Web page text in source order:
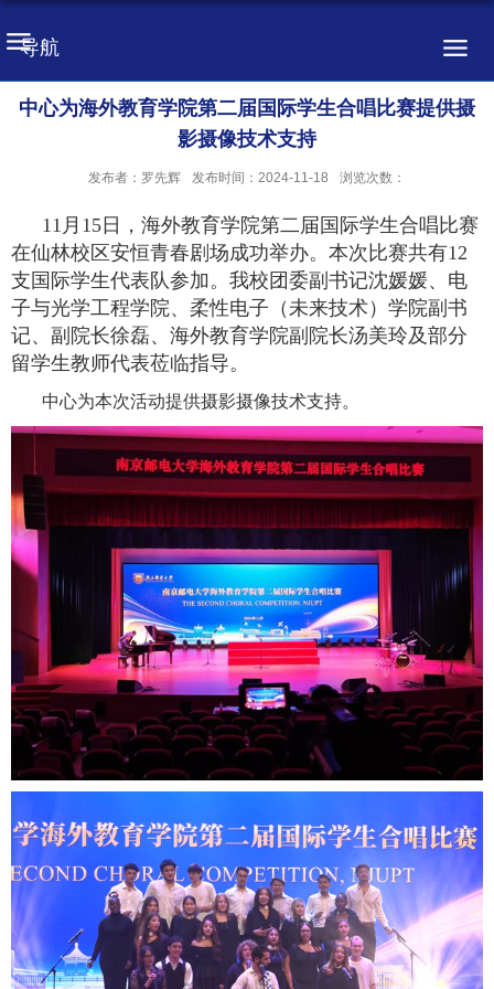
导航
中心为海外教育学院第二届国际学生合唱比赛提供摄
影摄像技术支持
发布者：罗先辉 发布时间：2024-11-18 浏览次数：
11月15日，海外教育学院第二届国际学生合唱比赛
在仙林校区安恒青春剧场成功举办。本次比赛共有12
支国际学生代表队参加。我校团委副书记沈媛媛、电
子与光学工程学院、柔性电子（未来技术）学院副书
记、副院长徐磊、海外教育学院副院长汤美玲及部分
留学生教师代表莅临指导。
中心为本次活动提供摄影摄像技术支持。